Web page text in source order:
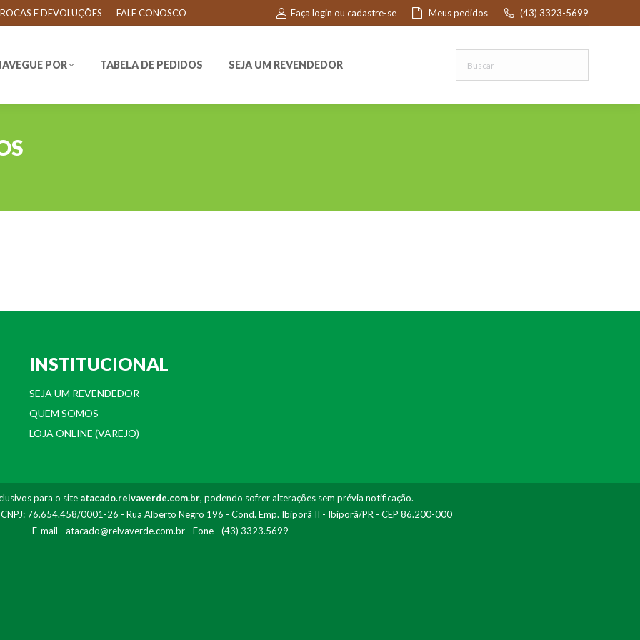
E DEVOLUÇÕES FALE CONOSCO Faça login ou cadastre-se Meus pedidos (43) 3323-5699
POR TABELA DE PEDIDOS SEJA UM REVENDEDOR
INSTITUCIONAL
SEJA UM REVENDEDOR
QUEM SOMOS
LOJA ONLINE (VAREJO)
para o site atacado.relvaverde.com.br, podendo sofrer alterações sem prévia notificação.
CNPJ: 76.654.458/0001-26 - Rua Alberto Negro 196 - Cond. Emp. Ibiporã II - Ibiporã/PR - CEP 86.200-000
E-mail - atacado@relvaverde.com.br- Fone - (43) 3323.5699
POR TABELA DE PEDIDOS SEJA UM REVENDEDOR